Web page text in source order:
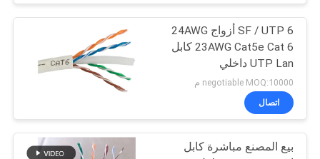
SF / UTP 6 أزواج 24AWG
23AWG Cat5e Cat 6 كابل
UTP Lan داخلي
negotiable MOQ:10000 م
اتصال
بيع المصنع مباشرة كابل